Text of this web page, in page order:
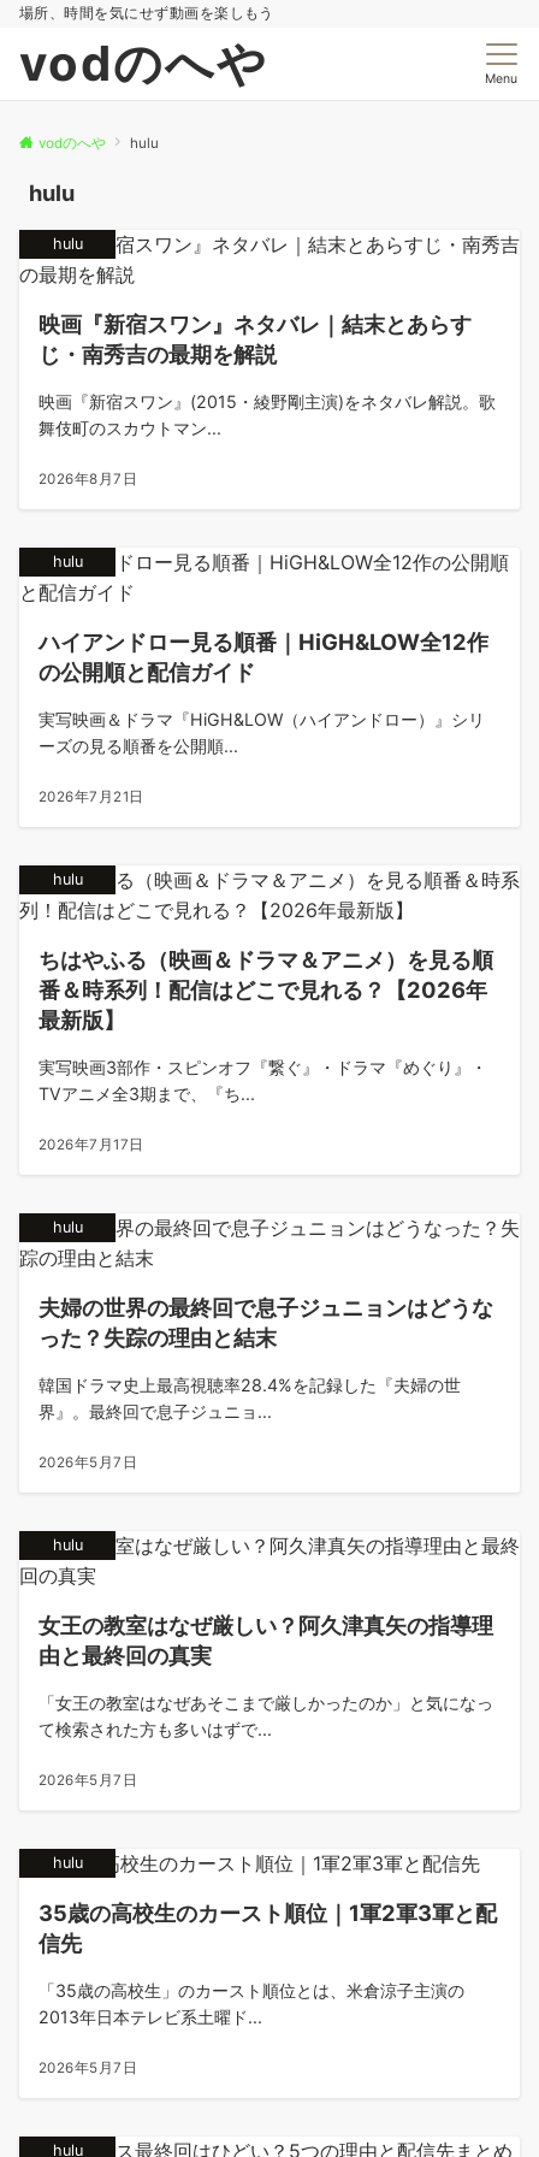
場所、時間を気にせず動画を楽しもう
vodのへや Menu
vodのへや hulu
hulu
hulu
映画『新宿スワン』ネタバレ｜結末とあらす
じ・南秀吉の最期を解説
映画『新宿スワン』(2015・綾野剛主演)をネタバレ解説。歌
舞伎町のスカウトマン...
2026年8月7日
hulu
ハイアンドロー見る順番｜HiGH&LOW全12作
の公開順と配信ガイド
実写映画＆ドラマ『HiGH&LOW（ハイアンドロー）』シリ
ーズの見る順番を公開順...
2026年7月21日
hulu
ちはやふる（映画＆ドラマ＆アニメ）を見る順
番＆時系列！配信はどこで見れる？【2026年
最新版】
実写映画3部作・スピンオフ『繋ぐ』・ドラマ『めぐり』・
TVアニメ全3期まで、『ち...
2026年7月17日
hulu
夫婦の世界の最終回で息子ジュニョンはどうな
った？失踪の理由と結末
韓国ドラマ史上最高視聴率28.4%を記録した『夫婦の世
界』。最終回で息子ジュニョ...
2026年5月7日
hulu
女王の教室はなぜ厳しい？阿久津真矢の指導理
由と最終回の真実
「女王の教室はなぜあそこまで厳しかったのか」と気になっ
て検索された方も多いはずで...
2026年5月7日
hulu
35歳の高校生のカースト順位｜1軍2軍3軍と配
信先
「35歳の高校生」のカースト順位とは、米倉涼子主演の
2013年日本テレビ系土曜ド...
2026年5月7日
hulu